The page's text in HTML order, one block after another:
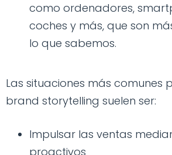
como ordenadores,
coches y más, que son
lo que sabemos.
Las situaciones más comunes
brand storytelling suelen ser:
Impulsar las ventas
proactivos